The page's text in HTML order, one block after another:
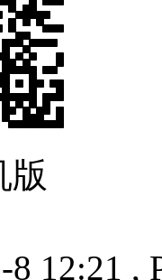
版
12:21 ,